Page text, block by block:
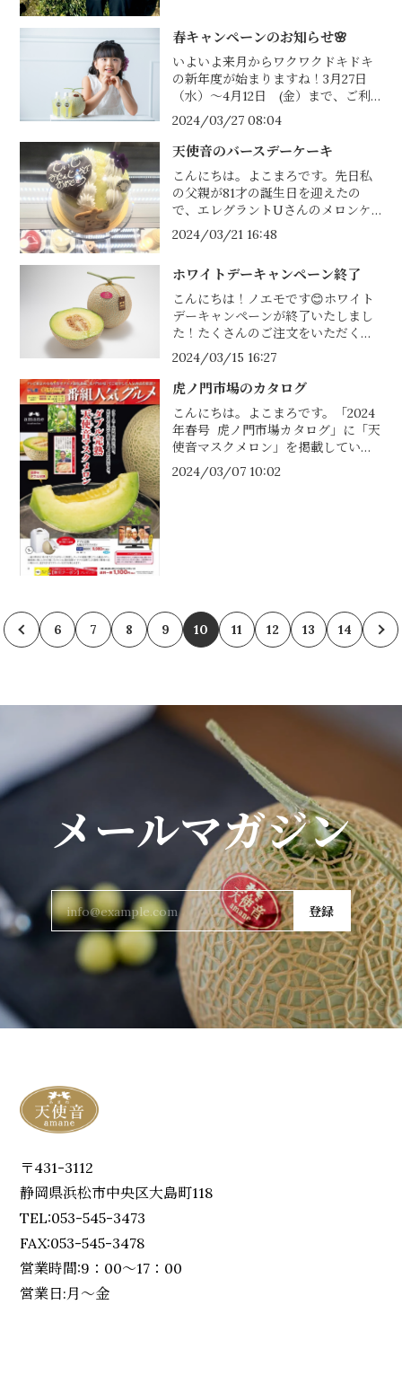
春キャンペーンのお知らせ🌸
いよいよ来月からワクワクドキドキ
の新年度が始まりますね！3月27日
（水）～4月12日 (金）まで、ご利
用いただける20％OFFクーポンをプ
レゼントいたします！ご入学祝い・
ご入園祝いのお返しで天使音マスク
2024/03/27 08:04
天使音のバースデーケーキ
こんにちは。よこまろです。先日私
の父親が81才の誕生日を迎えたの
で、エレグラントUさんのメロンケ
ーキをプレゼントしました。「美味
い！美味いなぁ～😊」ととても喜ん
た父親...
2024/03/21 16:48
ホワイトデーキャンペーン終了
こんにちは！ノエモです😊ホワイト
デーキャンペーンが終了いたしまし
た！たくさんのご注文をいただくこ
とができました😊ありがとうござい
ました<(_ _)>天使音マスクメロンで
素敵なホワイトデーを過ごしてい...
2024/03/15 16:27
虎ノ門市場のカタログ
こんにちは。よこまろです。「2024
年春号 虎ノ門市場カタログ」に「天
使音マスクメロン」を掲載していた
だいております。食べ頃を迎えたメ
ロンをクール便にてお送りいたしま
2024/03/07 10:02
6 7 8 9 10 11 12 13 14
メールマガジン
登録
〒431-3112
静岡県浜松市中央区大島町118
TEL:053-545-3473
FAX:053-545-3478
営業時間:9：00～17：00
営業日:月～金